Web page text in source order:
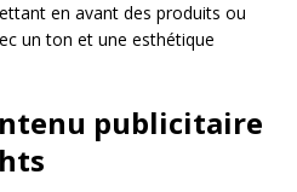
en avant des produits ou
un ton et une esthétique
publicitaire